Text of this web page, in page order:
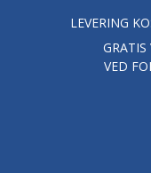
LEVERING
VED